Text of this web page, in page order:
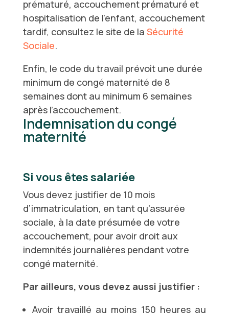
prématuré, accouchement prématuré et
hospitalisation de l’enfant, accouchement
tardif, consultez le site de la Sécurité
Sociale.
Enfin, le code du travail prévoit une durée
minimum de congé maternité de 8
semaines dont au minimum 6 semaines
après l’accouchement.
Indemnisation du congé
maternité
Si vous êtes salariée
Vous devez justifier de 10 mois
d’immatriculation, en tant qu’assurée
sociale, à la date présumée de votre
accouchement, pour avoir droit aux
indemnités journalièrespendant votre
congé maternité.
Par ailleurs, vous devez aussi justifier :
Avoir travaillé au moins 150 heures au